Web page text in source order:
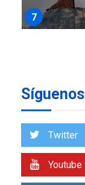
2
Síguenos
Twitter
Youtube